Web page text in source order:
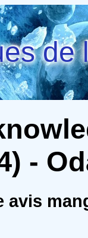
de
-
avis